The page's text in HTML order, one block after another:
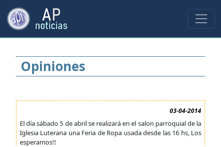
Opiniones
03-04-2014
El día sábado 5 de abril se realizará en el salon parroquial de la
Iglesia Luterana una Feria de Ropa usada desde las 16 hs, Los
esperamos!!